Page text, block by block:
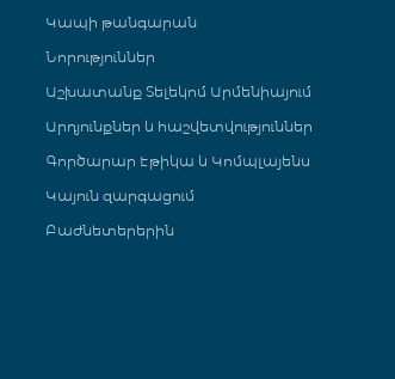
Կապի թանգարան
Նորություններ
Աշխատանք Տելեկոմ Արմենիայում
Արդյունքներ և հաշվետվություններ
Գործարար Էթիկա և Կոմպլայենս
Կայուն զարգացում
Բաժնետերերին